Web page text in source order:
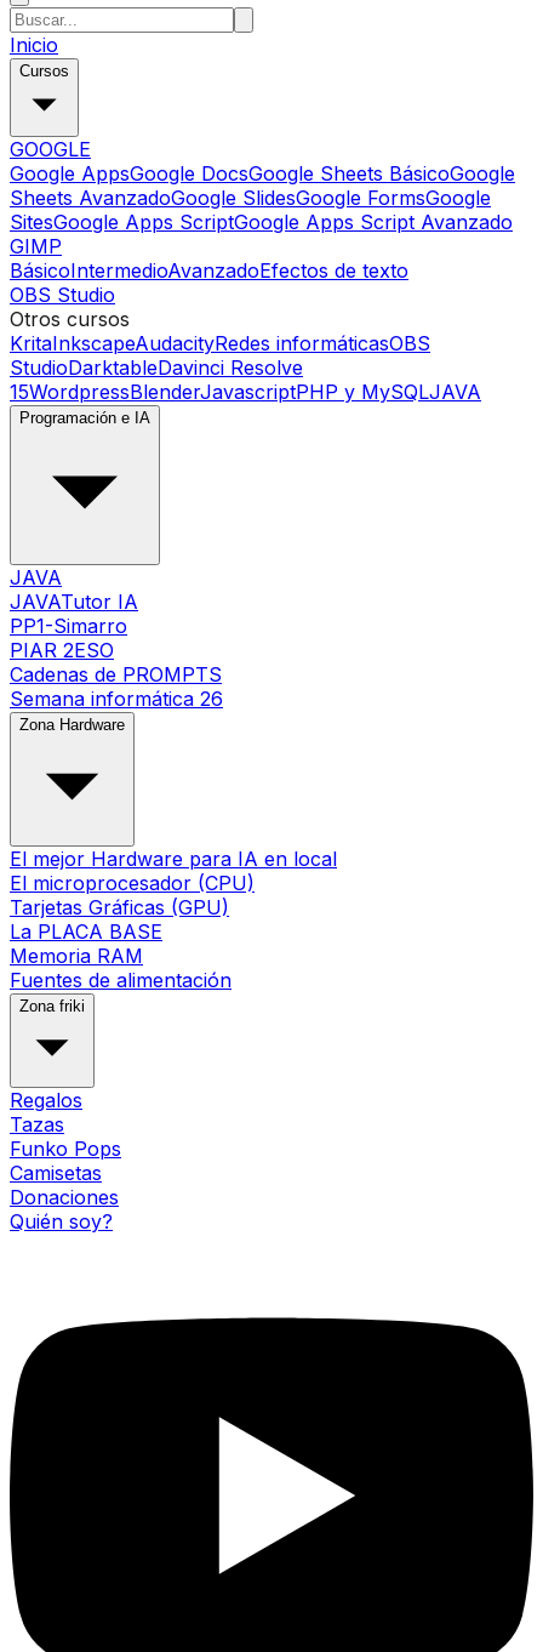
Inicio
Cursos
GOOGLE
Google AppsGoogle DocsGoogle Sheets BásicoGoogle
Sheets AvanzadoGoogle SlidesGoogle FormsGoogle
SitesGoogle Apps ScriptGoogle Apps Script Avanzado
GIMP
BásicoIntermedioAvanzadoEfectos de texto
OBS Studio
Otros cursos
KritaInkscapeAudacityRedes informáticasOBS
StudioDarktableDavinci Resolve
15WordpressBlenderJavascriptPHP y MySQLJAVA
Programación e IA
JAVA
JAVATutor IA
PP1-Simarro
PIAR 2ESO
Cadenas de PROMPTS
Semana informática 26
Zona Hardware
El mejor Hardware para IA en local
El microprocesador (CPU)
Tarjetas Gráficas (GPU)
La PLACA BASE
Memoria RAM
Fuentes de alimentación
Zona friki
Regalos
Tazas
Funko Pops
Camisetas
Donaciones
Quién soy?